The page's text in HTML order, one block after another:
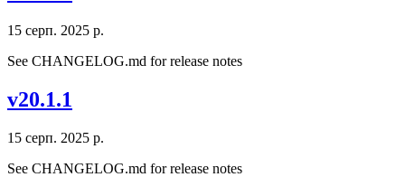
15 серп. 2025 р.
See CHANGELOG.md for release notes
v20.1.1
15 серп. 2025 р.
See CHANGELOG.md for release notes